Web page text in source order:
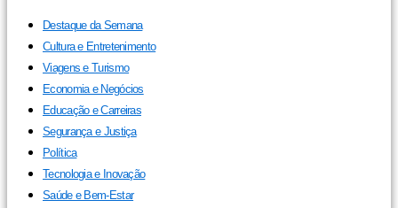
Destaque da Semana
Cultura e Entretenimento
Viagens e Turismo
Economia e Negócios
Educação e Carreiras
Segurança e Justiça
Política
Tecnologia e Inovação
Saúde e Bem-Estar